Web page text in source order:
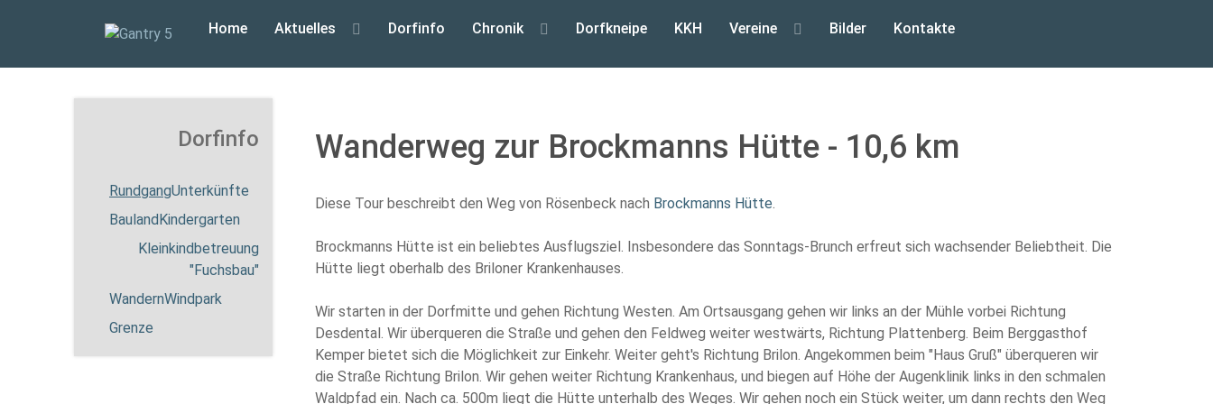
Home Aktuelles Dorfinfo Chronik Dorfkneipe KKH Vereine Bilder Kontakte
Dorfinfo
RundgangUnterkünfte
BaulandKindergarten
Kleinkindbetreuung
"Fuchsbau"
WandernWindpark
Grenze
Wanderweg zur Brockmanns Hütte - 10,6 km
Diese Tour beschreibt den Weg von Rösenbeck nach Brockmanns Hütte
Brockmanns Hütte ist ein beliebtes Ausflugsziel. Insbesondere das Sonntags-Brunch erfreut sich wachsender Beliebtheit. Die
Hütte liegt oberhalb des Briloner Krankenhauses.
Wir starten in der Dorfmitte und gehen Richtung Westen. Am Ortsausgang gehen wir links an der Mühle vorbei Richtung
Desdental. Wir überqueren die Straße und gehen den Feldweg weiter westwärts, Richtung Plattenberg. Beim Berggasthof
Kemper bietet sich die Möglichkeit zur Einkehr. Weiter geht's Richtung Brilon. Angekommen beim "Haus Gruß" überqueren wir
die Straße Richtung Brilon. Wir gehen weiter Richtung Krankenhaus, und biegen auf Höhe der Augenklinik links in den schmalen
Waldpfad ein. Nach ca. 500m liegt die Hütte unterhalb des Weges. Wir gehen noch ein Stück weiter, um dann rechts den Weg